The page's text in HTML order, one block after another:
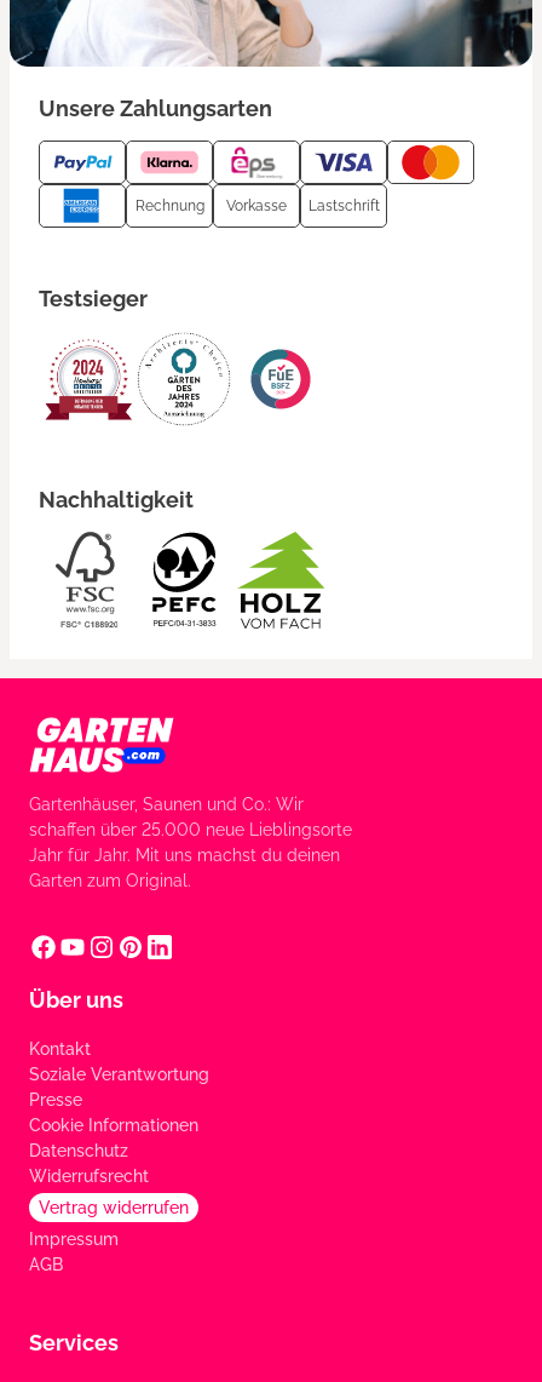
Unsere Zahlungsarten
Rechnung Vorkasse Lastschrift
Testsieger
Nachhaltigkeit
Gartenhäuser, Saunen und Co.: Wir
schaffen über 25.000 neue Lieblingsorte
Jahr für Jahr. Mit uns machst du deinen
Garten zum Original.
Über uns
Kontakt
Soziale Verantwortung
Presse
Cookie Informationen
Datenschutz
Widerrufsrecht
Vertrag widerrufen
Impressum
AGB
Services